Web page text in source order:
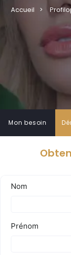
Accueil
Mon besoin